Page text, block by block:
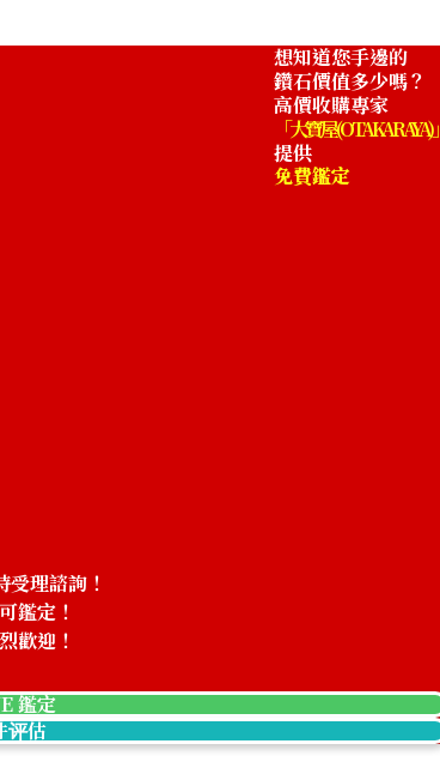
想知道您手邊的
鑽石價值多少嗎？
高價收購專家
「大寶屋 (OTAKARAYA)」
提供
免費鑑定
理諮詢！
鑑定！
歡迎！
鑑定
评估